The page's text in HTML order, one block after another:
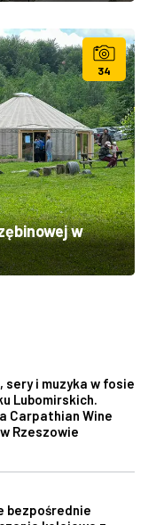
34
w
sery i muzyka w fosie
Lubomirskich.
Carpathian Wine
Rzeszowie
bezpośrednie